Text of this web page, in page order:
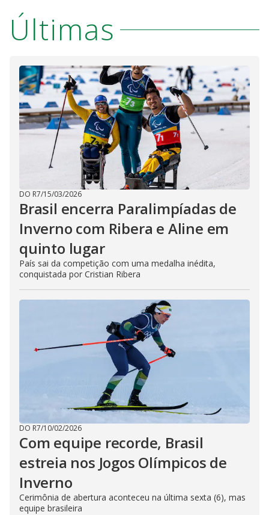
Últimas
DO R7/15/03/2026
Brasil encerra Paralimpíadas de
Inverno com Ribera e Aline em
quinto lugar
País sai da competição com uma medalha inédita,
conquistada por Cristian Ribera
DO R7/10/02/2026
Com equipe recorde, Brasil
estreia nos Jogos Olímpicos de
Inverno
Cerimônia de abertura aconteceu na última sexta (6), mas
equipe brasileira